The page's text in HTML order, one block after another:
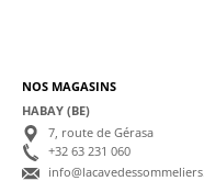
NOS MAGASINS
HABAY (BE)
7, route de Gérasa
+32 63 231 060